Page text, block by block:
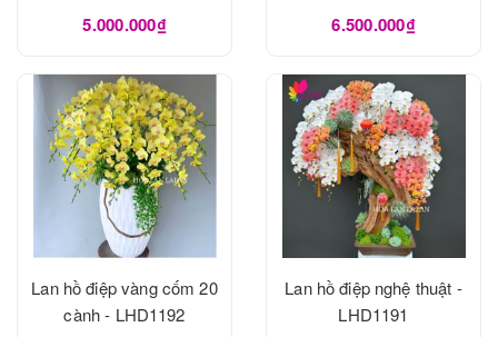
5.000.000₫ 6.500.000₫
Lan hồ điệp vàng cốm 20
cành - LHD1192
Lan hồ điệp nghệ thuật -
LHD1191